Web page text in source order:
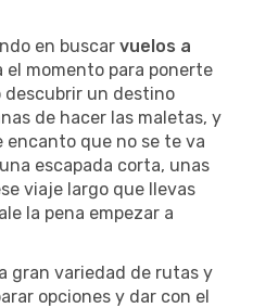
en buscar vuelos a
el momento para ponerte
descubrir un destino
de hacer las maletas, y
encanto que no se te va
escapada corta, unas
viaje largo que llevas
la pena empezar a
gran variedad de rutas y
opciones y dar con el